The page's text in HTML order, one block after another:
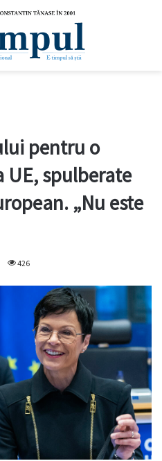
pentru o
UE, spulberate
„Nu este
426